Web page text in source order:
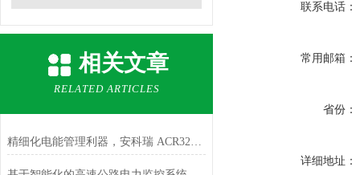
相关文章
RELATED ARTICLES
精细化电能管理利器，安科瑞 ACR320E 三相智能电表全面解析
联系电话：
常用邮箱：
省份：
详细地址：